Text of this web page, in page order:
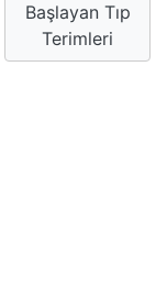
Başlayan Tıp
Terimleri